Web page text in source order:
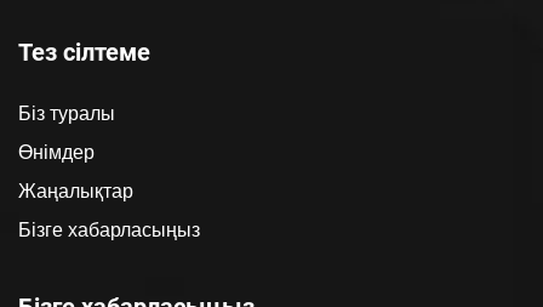
Тез сілтеме
Біз туралы
Өнімдер
Жаңалықтар
Бізге хабарласыңыз